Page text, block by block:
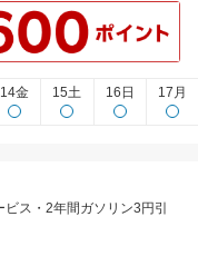
14金 15土 16日 17月
ス・2年間ガソリン3円引